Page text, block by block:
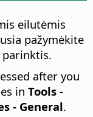
eilutėmis
pažymėkite
after you
in Tools -
- General.